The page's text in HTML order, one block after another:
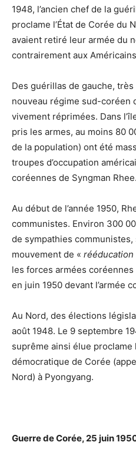
1948, l’ancien chef de la
proclame l’État de Corée du
avaient retiré leur armée du
contrairement aux
Des guérillas de gauche, très
nouveau régime sud-coréen
vivement réprimées. Dans
pris les armes, au moins 80
de la population) ont été
troupes d’occupation
coréennes de Syngman Rhee.
Au début de l’année 1950,
communistes. Environ 300
de sympathies
mouvement de « rééducation
les forces armées
en juin 1950 devant l’armée
Au Nord, des élections
août 1948. Le 9 septembre
suprême ainsi élue
démocratique de Corée
Nord) à Pyongyang.
Guerre de Corée, 25 juin